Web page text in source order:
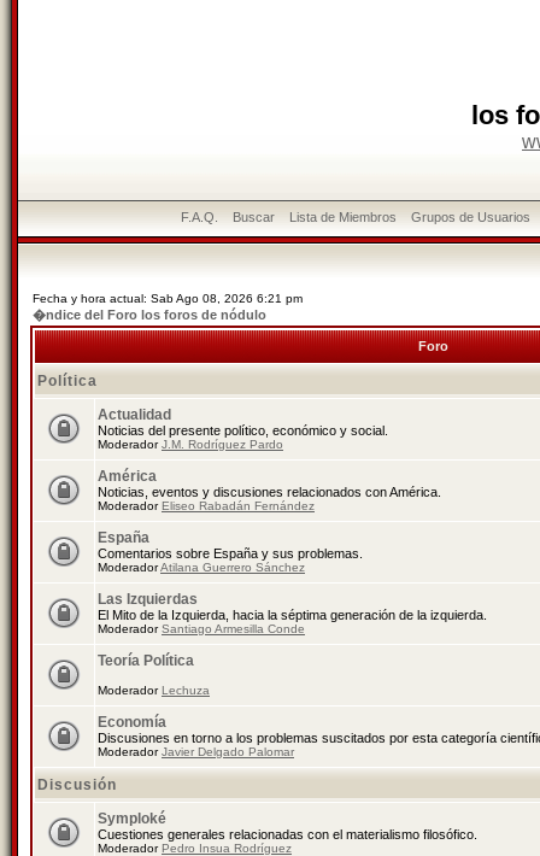
los
F.A.Q. Buscar Lista de Miembros Grupos de Usuarios
Fecha y hora actual: Sab Ago 08, 2026 6:21 pm
�ndice del Foro los foros de nódulo
Foro
Política
Actualidad
Noticias del presente político, económico y social.
ModeradorJ.M. Rodríguez Pardo
América
Noticias, eventos y discusiones relacionados con América.
ModeradorEliseo Rabadán Fernández
España
Comentarios sobre España y sus problemas.
ModeradorAtilana Guerrero Sánchez
Las Izquierdas
El Mito de la Izquierda, hacia la séptima generación de la izquierda.
ModeradorSantiago Armesilla Conde
Teoría Política
ModeradorLechuza
Economía
Discusiones en torno a los problemas suscitados por esta categoría
ModeradorJavier Delgado Palomar
Discusión
Symploké
Cuestiones generales relacionadas con el materialismo filosófico.
ModeradorPedro Insua Rodríguez